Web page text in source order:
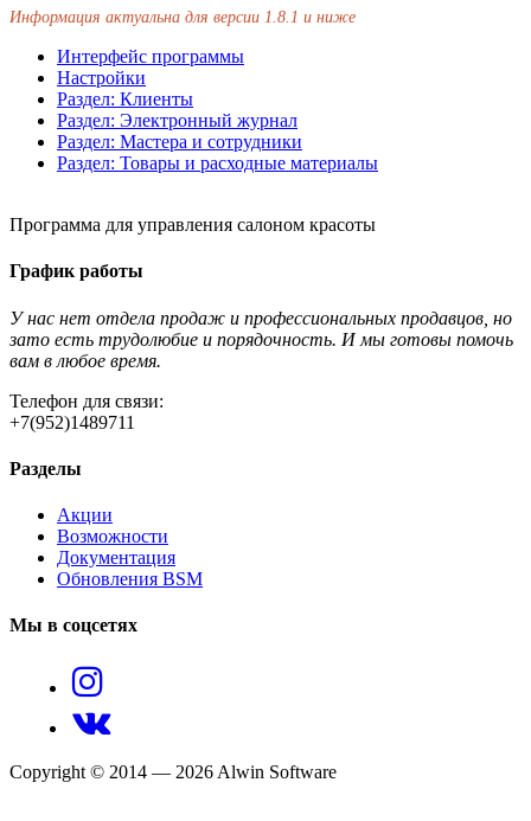
Информация актуальна для версии 1.8.1 и ниже
Интерфейс программы
Настройки
Раздел: Клиенты
Раздел: Электронный журнал
Раздел: Мастера и сотрудники
Раздел: Товары и расходные материалы
Программа для управления салоном красоты
График работы
У нас нет отдела продаж и профессиональных продавцов, но
зато есть трудолюбие и порядочность. И мы готовы помочь
вам в любое время.
Телефон для связи:
+7(952)1489711
Разделы
Акции
Возможности
Документация
Обновления BSM
Мы в соцсетях
Copyright © 2014 — 2026 Alwin Software